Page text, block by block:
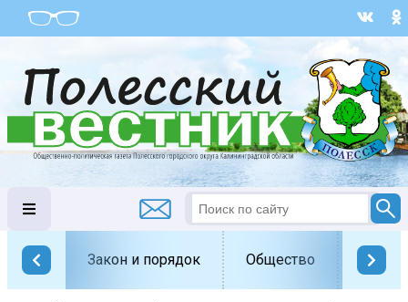
Закон и порядок Общество